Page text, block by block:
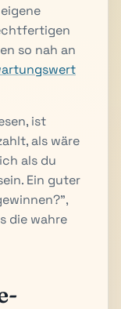
so nah an
ist
als wäre
als du
Ein guter
die wahre